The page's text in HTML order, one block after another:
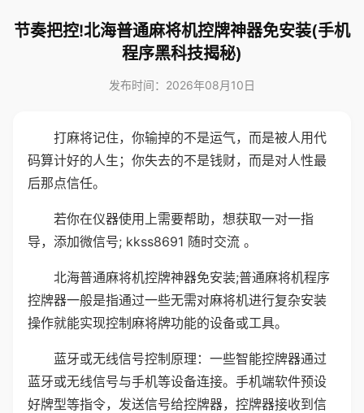
节奏把控!北海普通麻将机控牌神器免安装(手机
程序黑科技揭秘)
发布时间：2026年08月10日
打麻将记住，你输掉的不是运气，而是被人用代
码算计好的人生；你失去的不是钱财，而是对人性最
后那点信任。
若你在仪器使用上需要帮助，想获取一对一指
导，添加微信号; kkss8691 随时交流 。
北海普通麻将机控牌神器免安装;普通麻将机程序
控牌器一般是指通过一些无需对麻将机进行复杂安装
操作就能实现控制麻将牌功能的设备或工具。
蓝牙或无线信号控制原理：一些智能控牌器通过
蓝牙或无线信号与手机等设备连接。手机端软件预设
好牌型等指令，发送信号给控牌器，控牌器接收到信